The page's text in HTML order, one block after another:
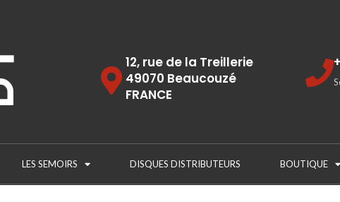
12, rue de la Treillerie
49070 Beaucouzé
FRANCE
LES SEMOIRS DISQUES DISTRIBUTEURS BOUTIQUE